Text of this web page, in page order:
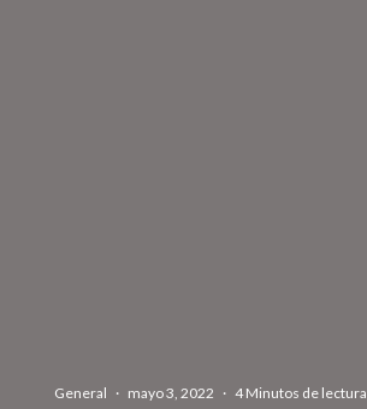
General · mayo 3, 2022 · 4 Minutos de lectura